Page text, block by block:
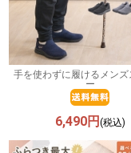
手を使わずに履けるメンズ
ー
6,490円(税込)